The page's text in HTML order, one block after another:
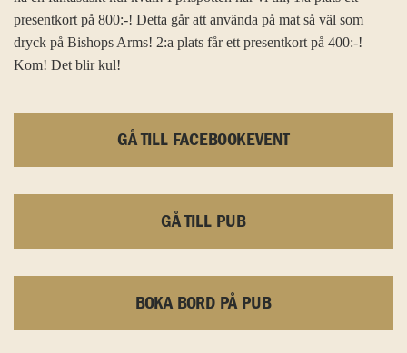
presentkort på 800:-! Detta går att använda på mat så väl som
dryck på Bishops Arms! 2:a plats får ett presentkort på 400:-!
Kom! Det blir kul!
GÅ TILL FACEBOOKEVENT
GÅ TILL PUB
BOKA BORD PÅ PUB